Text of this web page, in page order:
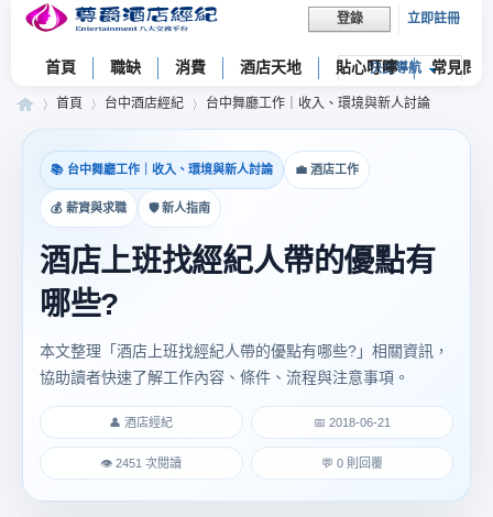
登錄 立即註冊
快捷導航
首頁 職缺 消費 酒店天地 貼心叮嚀 常見問題
首頁
›
台中酒店經紀 台中舞廳工作｜收入、環境與新人討論
📚 台中舞廳工作｜收入、環境與新人討論 💼 酒店工作
💰 薪資與求職 🛡 新人指南
酒店上班找經紀人帶的優點有
哪些?
本文整理「酒店上班找經紀人帶的優點有哪些?」相關資訊，
協助讀者快速了解工作內容、條件、流程與注意事項。
👤 酒店經紀 📅 2018-06-21
👁 2451 次閱讀 💬 0 則回覆